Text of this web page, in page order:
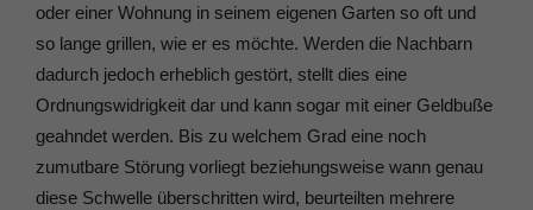
oder einer Wohnung in seinem eigenen Garten so oft und
so lange grillen, wie er es möchte. Werden die Nachbarn
dadurch jedoch erheblich gestört, stellt dies eine
Ordnungswidrigkeit dar und kann sogar mit einer Geldbuße
geahndet werden. Bis zu welchem Grad eine noch
zumutbare Störung vorliegt beziehungsweise wann genau
diese Schwelle überschritten wird, beurteilten mehrere